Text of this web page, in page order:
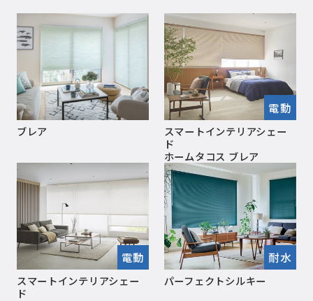
ブレア
電動
スマートインテリアシェー
ド
ホームタコス ブレア
電動
スマートインテリアシェー
ド
耐水
パーフェクトシルキー